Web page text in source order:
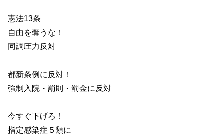
憲法13条
自由を奪うな！
同調圧力反対
都新条例に反対！
強制入院・罰則・罰金に反対
今すぐ下げろ！
指定感染症５類に